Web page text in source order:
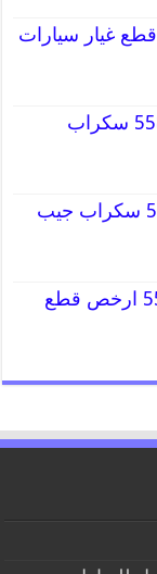
قطع غيار كيا 55818355 قطع غيار سيارات
قطع غيار باجيرو 55818355 سكراب
قطع غيار جيب 55818355 سكراب جيب
قطع غيار دودج 55818355 ارخص قطع